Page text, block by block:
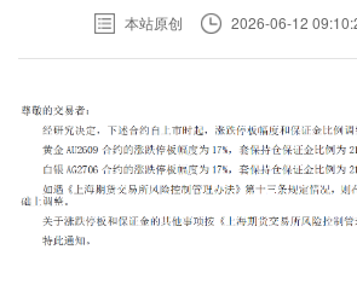
本站原创 2026-06-12